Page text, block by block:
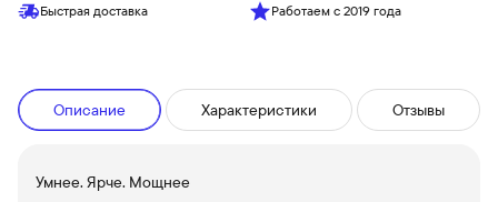
Быстрая доставка Работаем с 2019 года
Описание Характеристики Отзывы
Умнее. Ярче. Мощнее